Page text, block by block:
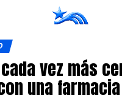
vez más
una
Ir a la versión móvil